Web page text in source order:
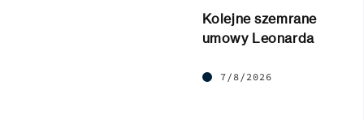
Kolejne szemrane
umowy Leonarda
7/8/2026